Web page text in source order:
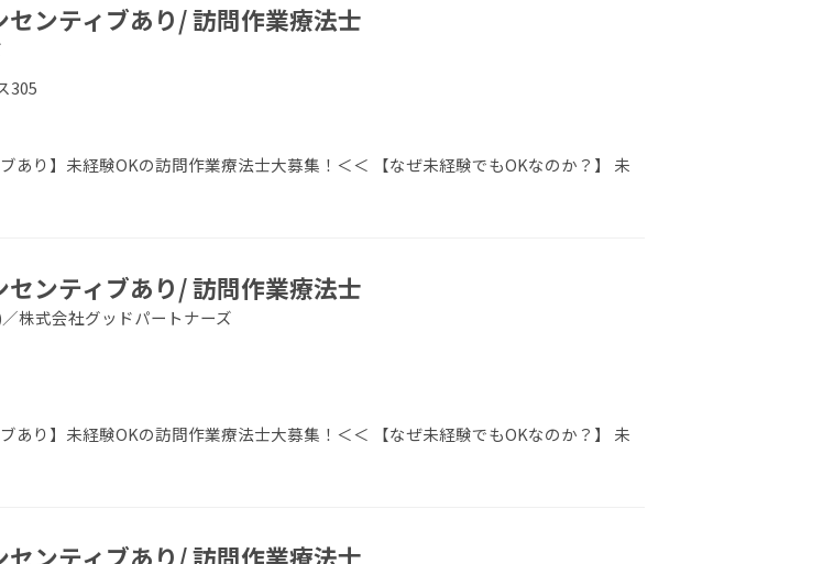
ンティブあり/ 訪問作業療法士
305
あり】未経験OKの訪問作業療法士大募集！＜＜ 【なぜ未経験でもOKなのか？】 未
ンティブあり/ 訪問作業療法士
株式会社グッドパートナーズ
あり】未経験OKの訪問作業療法士大募集！＜＜ 【なぜ未経験でもOKなのか？】 未
ンティブあり/ 訪問作業療法士